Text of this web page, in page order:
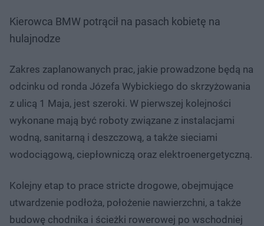
Kierowca BMW potrącił na pasach kobietę na
hulajnodze
Zakres zaplanowanych prac, jakie prowadzone będą na
odcinku od ronda Józefa Wybickiego do skrzyżowania
z ulicą 1 Maja, jest szeroki. W pierwszej kolejności
wykonane mają być roboty związane z instalacjami
wodną, sanitarną i deszczową, a także sieciami
wodociągową, ciepłowniczą oraz elektroenergetyczną.
Kolejny etap to prace stricte drogowe, obejmujące
utwardzenie podłoża, położenie nawierzchni, a także
budowę chodnika i ścieżki rowerowej po wschodniej